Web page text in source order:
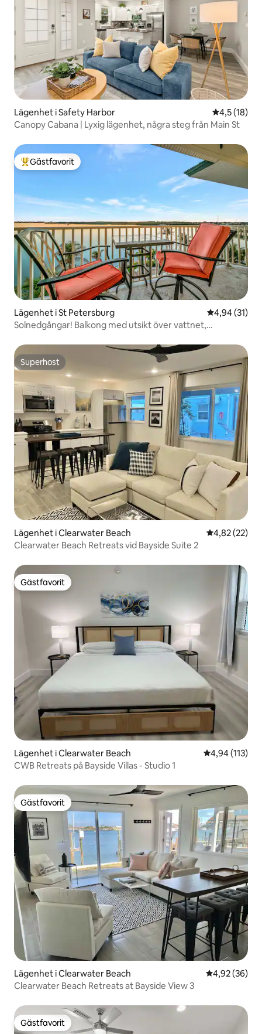
Lägenhet i Safety Harbor 4,5 av 5 i
4,5 (18)
Canopy Cabana | Lyxig lägenhet, några steg från Main St
Populär gästfavorit
Gästfavorit
Lägenhet i St Petersburg 4,94 av 5 i
4,94 (31)
Solnedgångar! Balkong med utsikt över vattnet,
Superhost
Superhost
Lägenhet i Clearwater Beach 4,82 av 5 i
4,82 (22)
Clearwater Beach Retreats vid Bayside Suite 2
Gästfavorit
Gästfavorit
Lägenhet i Clearwater Beach 4,94 av 5 i
4,94 (113)
CWB Retreats på Bayside Villas - Studio 1
Gästfavorit
Gästfavorit
Lägenhet i Clearwater Beach 4,92 av 5 i
4,92 (36)
Clearwater Beach Retreats at Bayside View 3
Gästfavorit
Gästfavorit